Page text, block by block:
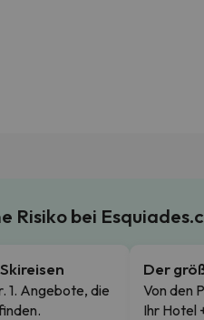
Risiko bei
1. Angebote, die
Der
Von den
Ihr Hotel